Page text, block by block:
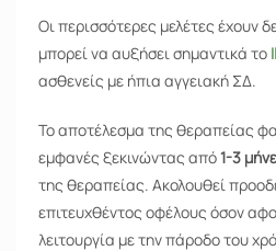
Οι περισσότερες μελέτες έχουν
μπορεί να αυξήσει σημαντικά το
ασθενείς με ήπια αγγειακή ΣΔ.
Το αποτέλεσμα της θεραπείας
εμφανές ξεκινώντας από1-3
της θεραπείας. Ακολουθεί
επιτευχθέντος οφέλους όσον
λειτουργία με την πάροδο του